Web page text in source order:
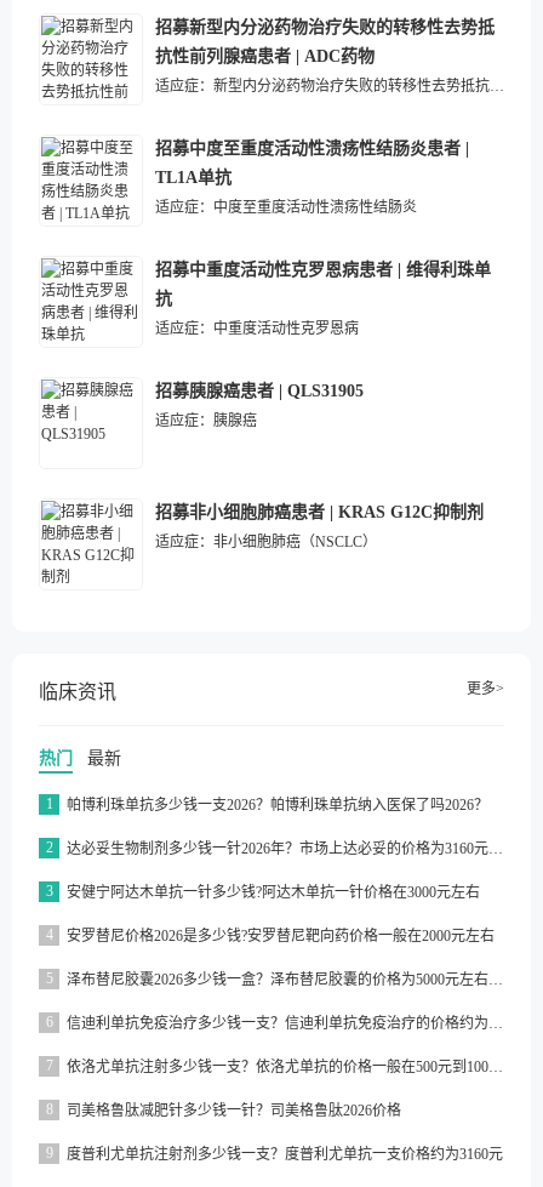
招募新型内分泌药物治疗失败的转移性去势抵
抗性前列腺癌患者 | ADC药物
适应症： 新型内分泌药物治疗失败的转移性去势抵抗性前列腺癌
招募中度至重度活动性溃疡性结肠炎患者 |
TL1A单抗
适应症： 中度至重度活动性溃疡性结肠炎
招募中重度活动性克罗恩病患者 | 维得利珠单
抗
适应症： 中重度活动性克罗恩病
招募胰腺癌患者 | QLS31905
适应症： 胰腺癌
招募非小细胞肺癌患者 | KRAS G12C抑制剂
适应症： 非小细胞肺癌（NSCLC）
临床资讯 更多>
热门 最新
1 帕博利珠单抗多少钱一支2026？帕博利珠单抗纳入医保了吗2026？
2 达必妥生物制剂多少钱一针2026年？市场上达必妥的价格为3160元/支左右
3 安健宁阿达木单抗一针多少钱?阿达木单抗一针价格在3000元左右
4 安罗替尼价格2026是多少钱?安罗替尼靶向药价格一般在2000元左右
5 泽布替尼胶囊2026多少钱一盒？泽布替尼胶囊的价格为5000元左右一盒
6 信迪利单抗免疫治疗多少钱一支？信迪利单抗免疫治疗的价格约为2843元一支
7 依洛尤单抗注射多少钱一支？依洛尤单抗的价格一般在500元到1000元之间一支
8 司美格鲁肽减肥针多少钱一针？司美格鲁肽2026价格
9 度普利尤单抗注射剂多少钱一支？度普利尤单抗一支价格约为3160元